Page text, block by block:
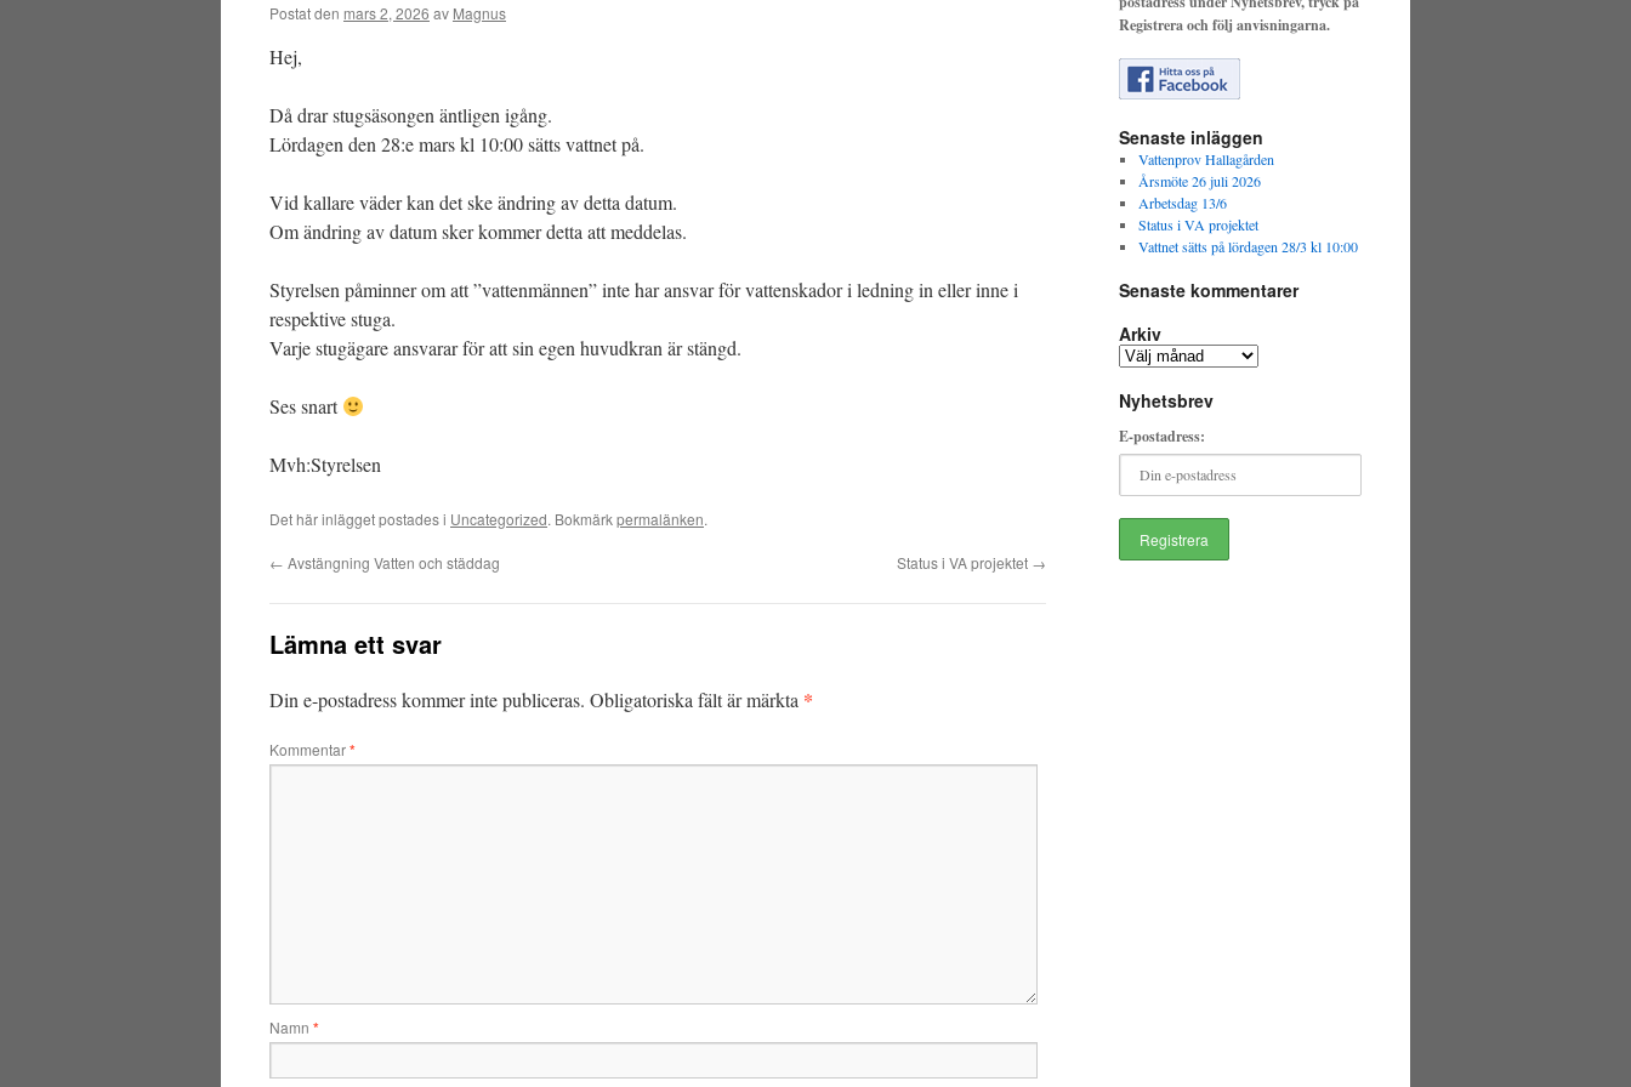
Postat den mars 2, 2026 av Magnus
Hej,
Då drar stugsäsongen äntligen igång.
Lördagen den 28:e mars kl 10:00 sätts vattnet på.
Vid kallare väder kan det ske ändring av detta datum.
Om ändring av datum sker kommer detta att meddelas.
Styrelsen påminner om att ”vattenmännen” inte har ansvar för vattenskador i ledning in eller inne i
respektive stuga.
Varje stugägare ansvarar för att sin egen huvudkran är stängd.
Ses snart
Mvh:Styrelsen
Det här inlägget postades i Uncategorized. Bokmärkpermalänken.
← Avstängning Vatten och städdag Status i VA projektet →
Lämna ett svar
Din e-postadress kommer inte publiceras. Obligatoriska fält är märkta *
Kommentar*
Namn *
Registrera och följ anvisningarna.
Senaste inläggen
Vattenprov Hallagården
Årsmöte 26 juli 2026
Arbetsdag 13/6
Status i VA projektet
Vattnet sätts på lördagen 28/3 kl 10:00
Senaste kommentarer
Arkiv
Arkiv
Nyhetsbrev
E-postadress: